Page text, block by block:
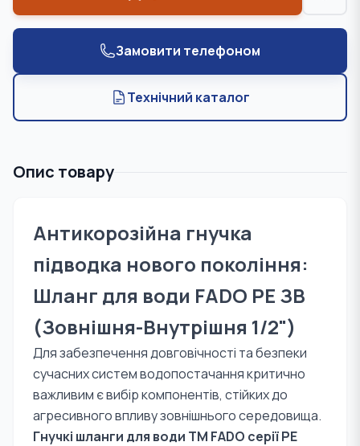
Замовити телефоном
Технічний каталог
Опис товару
Антикорозійна гнучка
підводка нового покоління:
Шланг для води FADO PE ЗВ
(Зовнішня-Внутрішня 1/2")
Для забезпечення довговічності та безпеки
сучасних систем водопостачання критично
важливим є вибір компонентів, стійких до
агресивного впливу зовнішнього середовища.
Гнучкі шланги для води TM FADO серії PE